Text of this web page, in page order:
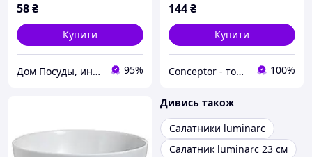
58₴
Купити
Дом Посуды, интернет-магазин посуды и товаров для кухни 95%
144₴
Купити
Conceptor - товари для дому 100%
Дивись також
Салатники luminarc
Салатник luminarc 23 см